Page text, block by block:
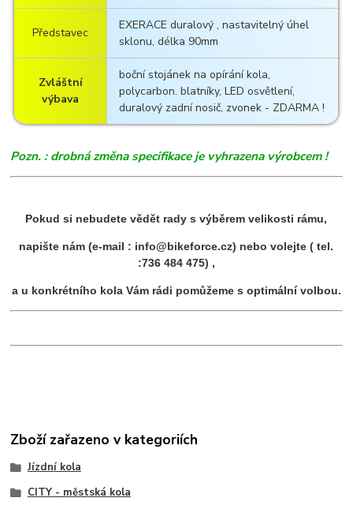
Představec
EXERACE duralový , nastavitelný úhel
sklonu, délka 90mm
Zvláštní
výbava
boční stojánek na opírání kola,
polycarbon. blatníky, LED osvětlení,
duralový zadní nosič, zvonek - ZDARMA !
Pozn. : drobná změna specifikace je vyhrazena výrobcem !
Pokud si nebudete vědět rady s výběrem velikosti rámu,
napište nám (e-mail : info@bikeforce.cz) nebo volejte ( tel.
:736 484 475) ,
a u konkrétního kola Vám rádi pomůžeme s optimální volbou.
Zboží zařazeno v kategoriích
Jízdní kola
CITY - městská kola